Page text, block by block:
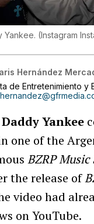
Yankee. (Instagram
Hernández
de Entretenimiento y
Daddy Yankee
one of the
BZRP Music
the release of
video had
on YouTube.